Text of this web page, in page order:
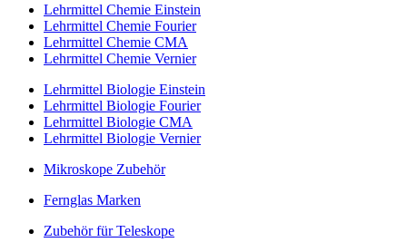
Lehrmittel Chemie Einstein
Lehrmittel Chemie Fourier
Lehrmittel Chemie CMA
Lehrmittel Chemie Vernier
Lehrmittel Biologie Einstein
Lehrmittel Biologie Fourier
Lehrmittel Biologie CMA
Lehrmittel Biologie Vernier
Mikroskope Zubehör
Fernglas Marken
Zubehör für Teleskope